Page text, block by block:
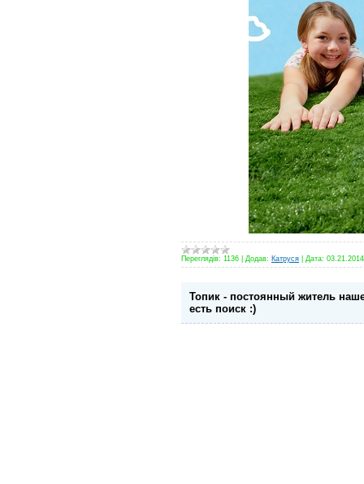
Переглядів: 1136 Додав: Катруся Дата: 03.21.2014
Топик - постоянный житель
есть поиск :)